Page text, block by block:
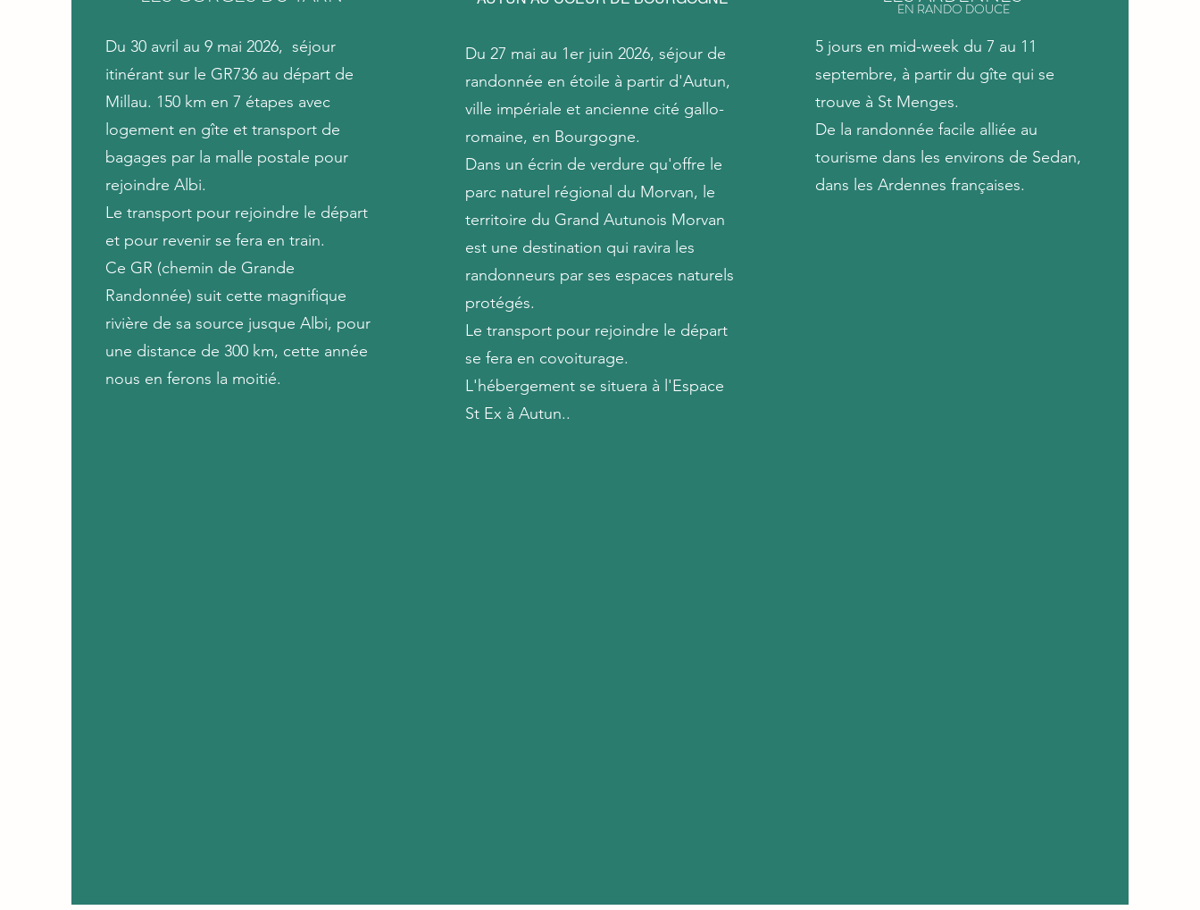
Du 30 avril au 9 mai 2026, séjour
itinérant sur le GR736 au départ de
Millau. 150 km en 7 étapes avec
logement en gîte et transport de
bagages par la malle postale pour
rejoindre Albi.
Le transport pour rejoindre le départ
et pour revenir se fera en train.
Ce GR (chemin de Grande
Randonnée) suit cette magnifique
rivière de sa source jusque Albi, pour
une distance de 300 km, cette année
nous en ferons la moitié.
Du 27 mai au 1er juin 2026, séjour de
randonnée en étoile à partir d'Autun,
ville impériale et ancienne cité gallo-
romaine, en Bourgogne.
Dans un écrin de verdure qu'offre le
parc naturel régional du Morvan, le
territoire du Grand Autunois Morvan
est une destination qui ravira les
randonneurs par ses espaces naturels
protégés.
Le transport pour rejoindre le départ
se fera en covoiturage.
L'hébergement se situera à l'Espace
St Ex à Autun..
EN RANDO DOUCE
5 jours en mid-week du 7 au 11
septembre, à partir du gîte qui se
trouve à St Menges.
De la randonnée facile alliée au
tourisme dans les environs de Sedan,
dans les Ardennes françaises.